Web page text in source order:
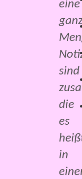
eine
sind
die
es
in